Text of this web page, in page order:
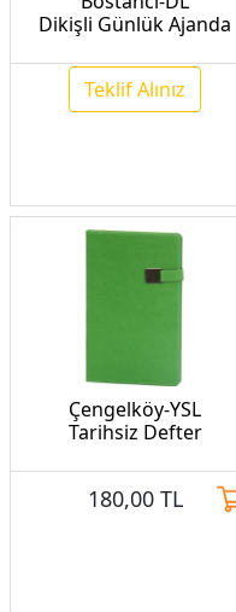
Dikişli Günlük Ajanda
Teklif Alınız
Çengelköy-YSL
Tarihsiz Defter
180,00 TL